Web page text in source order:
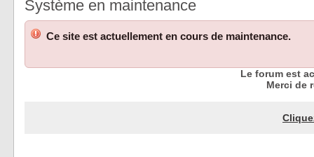
Système en maintenance
Ce site est actuellement en cours de maintenance.
Le forum est
Merci de